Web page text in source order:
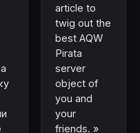
article to
twig out the
best AQW
Pirata
server
object of
you and
your
friends. »